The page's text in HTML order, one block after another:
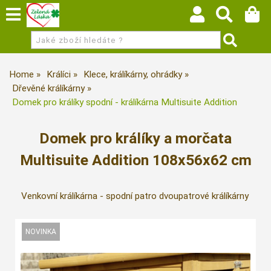
Home Králíci
Klece, králíkárny, ohrádky
Dřevěné králíkárny
Domek pro králíky spodní - králíkárna Multisuite Addition
Domek pro králíky a morčata
Multisuite Addition 108x56x62 cm
Venkovní králíkárna - spodní patro dvoupatrové králíkárny